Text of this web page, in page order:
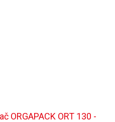
ORGAPACK ORT 130 -